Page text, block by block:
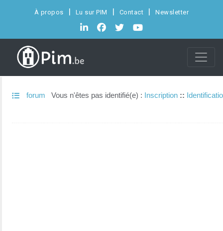
À propos Lu sur PIM Contact Newsletter
forum Vous n'êtes pas identifié(e) : Inscription ::